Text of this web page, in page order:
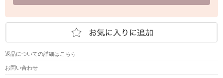
返品についての詳細はこちら
お問い合わせ